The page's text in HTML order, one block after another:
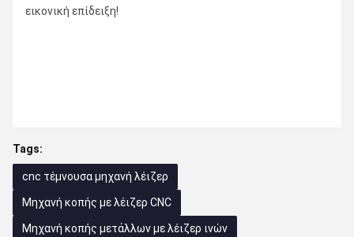
εικονική επίδειξη!
Tags:
cnc τέμνουσα μηχανή λέιζερ
Μηχανή κοπής με λέιζερ CNC
Μηχανή κοπής μετάλλων με λέιζερ ινών